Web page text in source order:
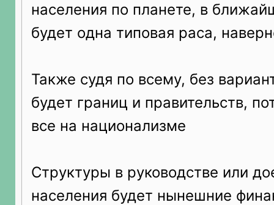
населения по планете, в
будет одна типовая раса,
Также судя по всему, без
будет границ и правительств,
все на национализме
Структуры в руководстве или
населения будет нынешние